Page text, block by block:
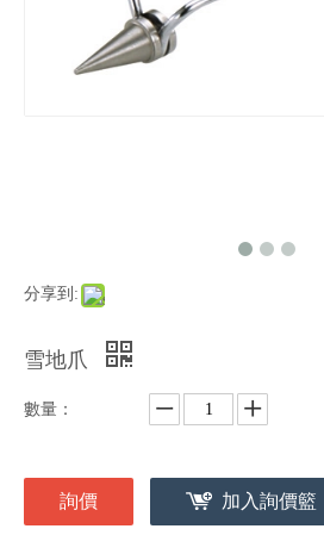
分享到:
雪地爪
數量：
詢價 加入詢價籃